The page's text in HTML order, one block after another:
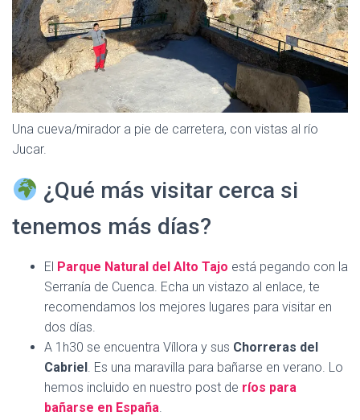
Una cueva/mirador a pie de carretera, con vistas al río
Jucar.
¿Qué más visitar cerca si
tenemos más días?
El Parque Natural del Alto Tajo está pegando con la
Serranía de Cuenca. Echa un vistazo al enlace, te
recomendamos los mejores lugares para visitar en
dos días.
A 1h30 se encuentra Víllora y sus Chorreras del
Cabriel. Es una maravilla para bañarse en verano. Lo
hemos incluido en nuestro post de ríos para
bañarse en España.